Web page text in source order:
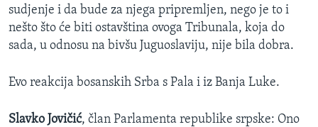
sudjenje i da bude za njega pripremljen, nego je to i
nešto što će biti ostavština ovoga Tribunala, koja do
sada, u odnosu na bivšu Juguoslaviju, nije bila dobra.
Evo reakcija bosanskih Srba s Pala i iz Banja Luke.
Slavko Jovičić, član Parlamenta republike srpske: Ono